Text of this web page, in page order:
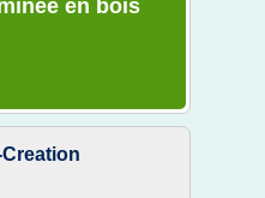
en bois
Creation